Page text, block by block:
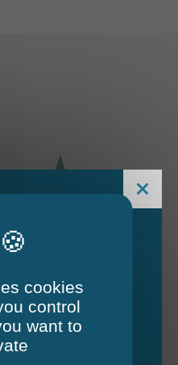
estivale
cookies
control
want to